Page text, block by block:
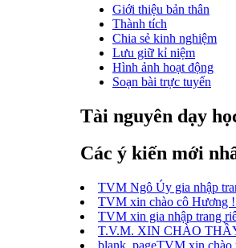
Giới thiệu bản thân
Thành tích
Chia sẻ kinh nghiệm
Lưu giữ kỉ niệm
Hình ảnh hoạt động
Soạn bài trực tuyến
Tài nguyên dạy
Các ý kiến mới
TVM Ngô Úy gia nhập
TVM xin chào cô Hương !
TVM xin gia nhập trang
T.V.M. XIN CHÀO